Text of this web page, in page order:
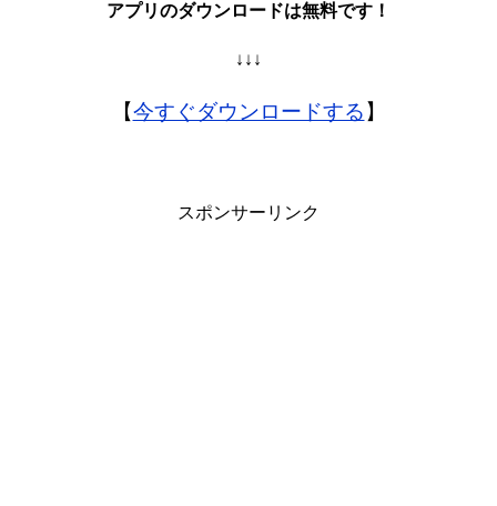
アプリのダウンロードは無料です！
↓↓↓
【今すぐダウンロードする 】
スポンサーリンク